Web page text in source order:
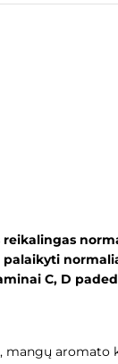
palaikyti
C, D
aromato